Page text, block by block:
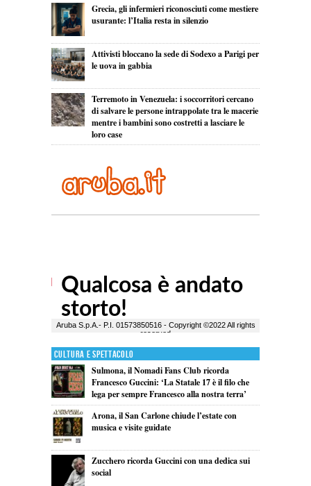
Grecia, gli infermieri riconosciuti come mestiere
usurante: l’Italia resta in silenzio
Attivisti bloccano la sede di Sodexo a Parigi per
le uova in gabbia
Terremoto in Venezuela: i soccorritori cercano
di salvare le persone intrappolate tra le macerie
mentre i bambini sono costretti a lasciare le
loro case
Cultura e Spettacolo
Sulmona, il Nomadi Fans Club ricorda
Francesco Guccini: ‘La Statale 17 è il filo che
lega per sempre Francesco alla nostra terra’
Arona, il San Carlone chiude l’estate con
musica e visite guidate
Zucchero ricorda Guccini con una dedica sui
social